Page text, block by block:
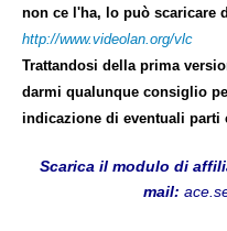
non ce l'ha, lo può scaricare
http://www.videolan.org/vlc
Trattandosi della prima
darmi qualunque consiglio
indicazione di eventuali parti
Scarica il modulo di
mail: